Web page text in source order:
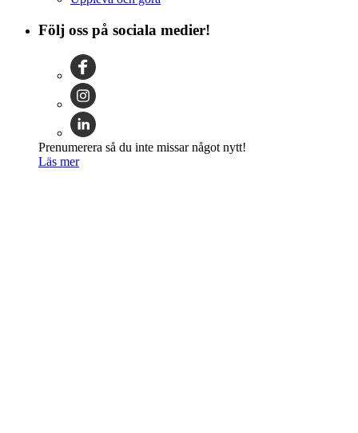
Följ oss på sociala medier!
Prenumerera så du inte missar något nytt!
Läs mer